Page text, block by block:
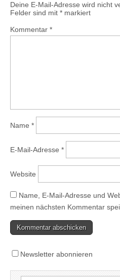
Deine E-Mail-Adresse wird nicht
Felder sind mit * markiert
Kommentar *
Name *
E-Mail-Adresse *
Website
Name, E-Mail-Adresse und
meinen nächsten Kommentar
Newsletter abonnieren